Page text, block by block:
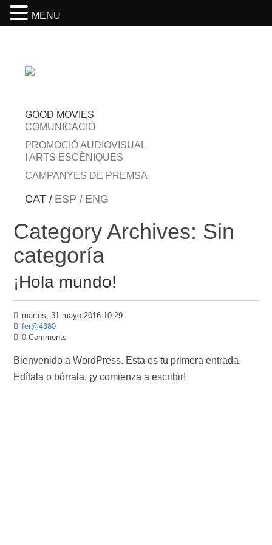
GOOD MOVIES
COMUNICACIÓ
PROMOCIÓ AUDIOVISUAL
I ARTS ESCÈNIQUES
CAMPANYES DE PREMSA
CAT / ESP / ENG
Category Archives: Sin
categoría
¡Hola mundo!
martes, 31 mayo 2016 10:29
fer@4380
0 Comments
Bienvenido a WordPress. Esta es tu primera entrada.
Edítala o bórrala, ¡y comienza a escribir!
MENU